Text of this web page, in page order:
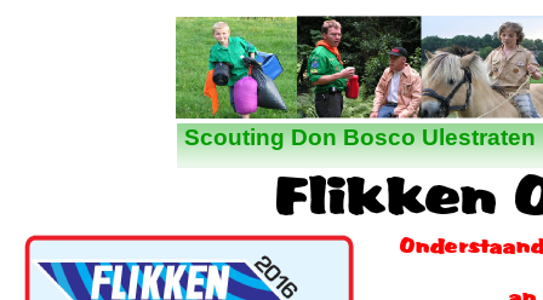
Nieuws
Scouting Don Bosco Ulestraten